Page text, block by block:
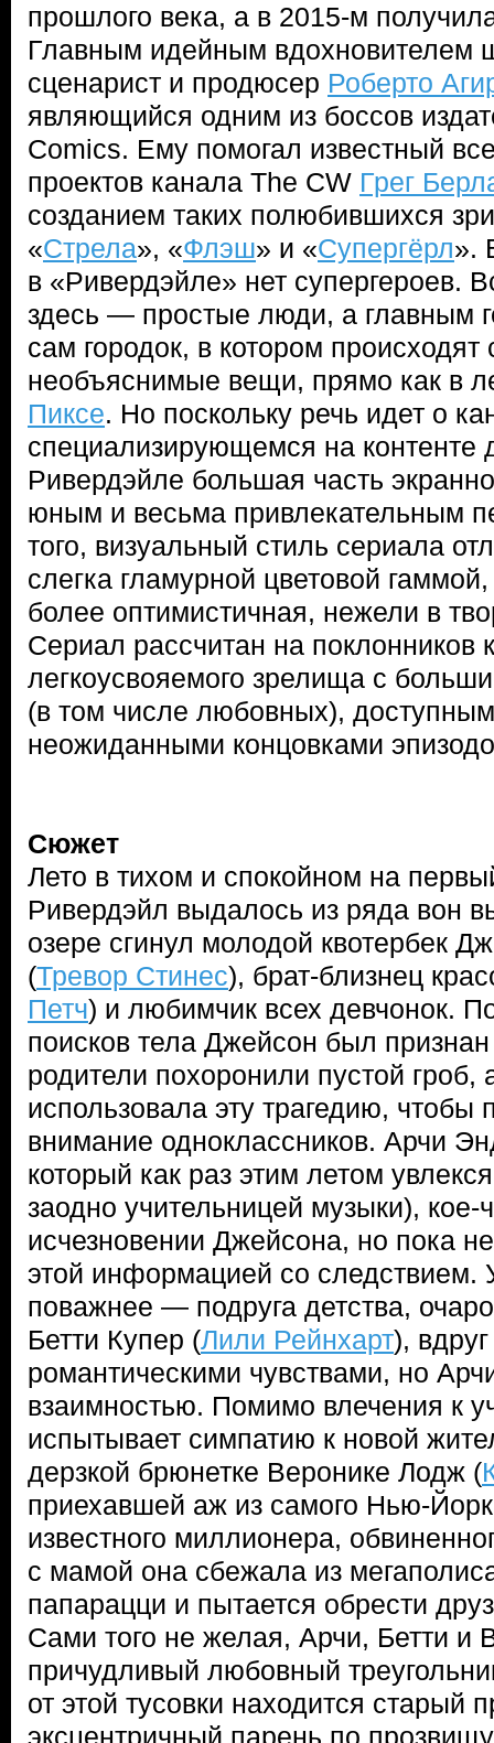
прошлого века, а в 2015-м
Главным идейным вдохновителем
сценарист и продюсер Роберто
являющийся одним из боссов
Comics. Ему помогал известный
проектов канала The CW Грег
созданием таких полюбившихся
«Стрела», «Флэш» и «Супергёрл».
в «Ривердэйле» нет супергероев.
здесь — простые люди, а главным
сам городок, в котором происходят
необъяснимые вещи, прямо как в
Пиксе. Но поскольку речь идет о
специализирующемся на контенте
Ривердэйле большая часть
юным и весьма привлекательным
того, визуальный стиль сериала
слегка гламурной цветовой
более оптимистичная, нежели в
Сериал рассчитан на поклонников
легкоусвояемого зрелища с
(в том числе любовных),
неожиданными концовками
Сюжет
Лето в тихом и спокойном на
Ривердэйл выдалось из ряда вон
озере сгинул молодой квотербек
(Тревор Стинес), брат-близнец
Петч) и любимчик всех девчонок.
поисков тела Джейсон был
родители похоронили пустой гроб,
использовала эту трагедию, чтобы
внимание одноклассников. Арчи
который как раз этим летом
заодно учительницей музыки), кое-
исчезновении Джейсона, но пока
этой информацией со следствием.
поважнее — подруга детства,
Бетти Купер (Лили Рейнхарт),
романтическими чувствами, но
взаимностью. Помимо влечения к
испытывает симпатию к новой
дерзкой брюнетке Веронике Лодж (
приехавшей аж из самого Нью-
известного миллионера,
с мамой она сбежала из
папарацци и пытается обрести
Сами того не желая, Арчи, Бетти и
причудливый любовный
от этой тусовки находится старый
эксцентричный парень по